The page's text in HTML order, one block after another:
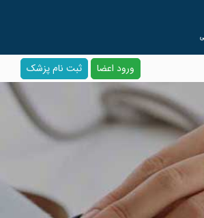
ورود اعضا ثبت نام پزشک